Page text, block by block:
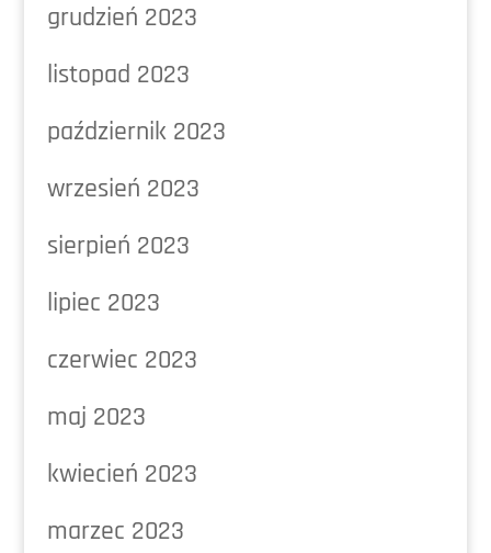
grudzień 2023
listopad 2023
październik 2023
wrzesień 2023
sierpień 2023
lipiec 2023
czerwiec 2023
maj 2023
kwiecień 2023
marzec 2023